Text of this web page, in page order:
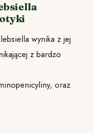
wynika z jej
z bardzo
oraz